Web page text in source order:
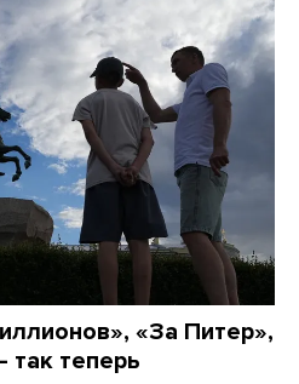
«За Питер»,
так теперь